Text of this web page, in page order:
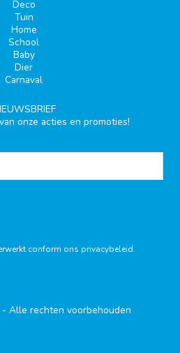
Deco
Tuin
Home
School
Baby
Dier
Carnaval
onze acties en promoties!
conform ons privacybeleid.
Alle rechten voorbehouden